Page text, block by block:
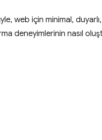
web için minimal,
deneyimlerinin nasıl